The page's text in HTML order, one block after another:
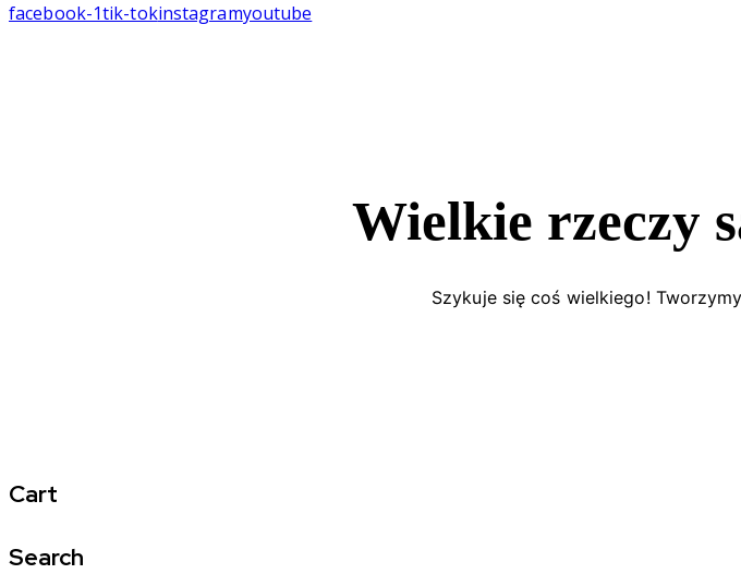
facebook-1tik-tokinstagramyoutube
Wielkie rzeczy
Szykuje się coś wielkiego!
Cart
Search